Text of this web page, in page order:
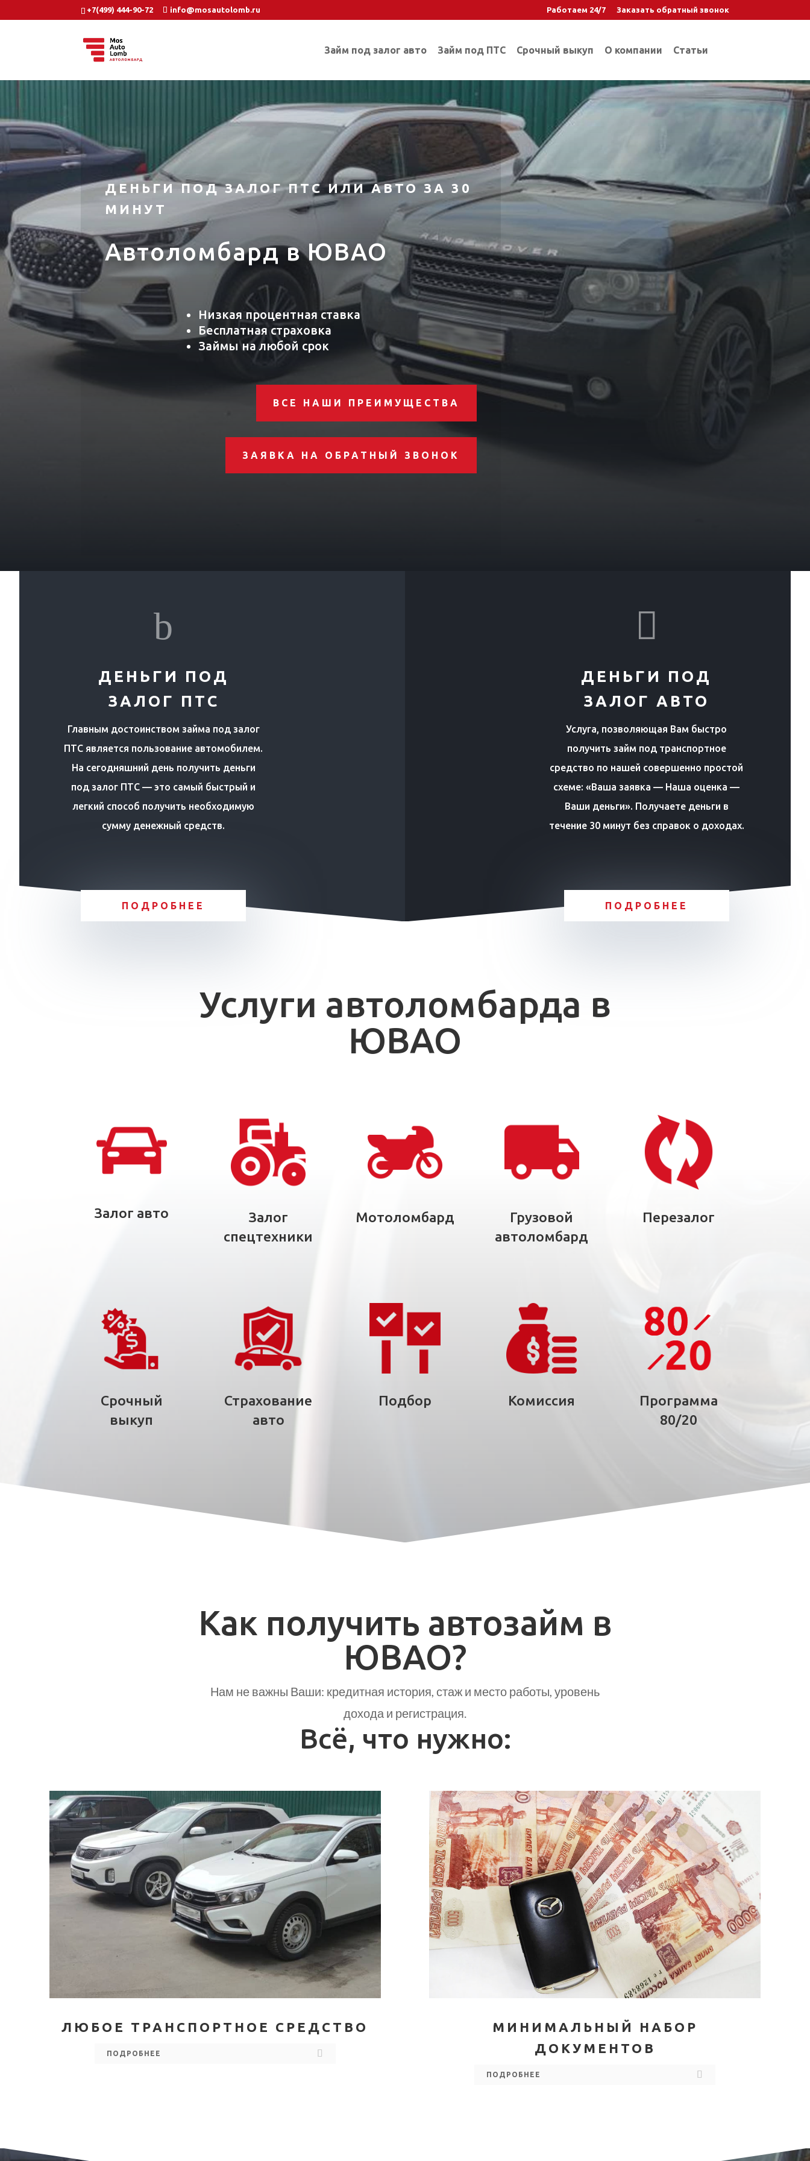
+7(499) 444-90-72 info@mosautolomb.ru Работаем 24/7 Заказать обратный звонок
Займ под залог авто Займ под ПТС Срочный выкуп О компании Статьи
ДЕНЬГИ ПОД ЗАЛОГ ПТС ИЛИ АВТО ЗА 30
МИНУТ
Автоломбард в ЮВАО
Низкая процентная ставка
Бесплатная страховка
Займы на любой срок
ВСЕ НАШИ ПРЕИМУЩЕСТВА
ЗАЯВКА НА ОБРАТНЫЙ ЗВОНОК
b
ДЕНЬГИ ПОД
ЗАЛОГ ПТС
Главным достоинством займа под залог
ПТС является пользование автомобилем.
На сегодняшний день получить деньги
под залог ПТС — это самый быстрый и
легкий способ получить необходимую
сумму денежный средств.
ПОДРОБНЕЕ

ДЕНЬГИ ПОД
ЗАЛОГ АВТО
Услуга, позволяющая Вам быстро
получить займ под транспортное
средство по нашей совершенно простой
схеме: «Ваша заявка — Наша оценка —
Ваши деньги». Получаете деньги в
течение 30 минут без справок о доходах.
ПОДРОБНЕЕ
Услуги автоломбарда в
ЮВАО
Залог авто
Залог
спецтехники
Мотоломбард
Грузовой
автоломбард
Перезалог
Срочный
выкуп
Страхование
авто
Подбор Комиссия
Программа
80/20
Как получить автозайм в
ЮВАО?
Нам не важны Ваши: кредитная история, стаж и место работы, уровень
дохода и регистрация.
Всё, что нужно:
ЛЮБОЕ ТРАНСПОРТНОЕ СРЕДСТВО
ПОДРОБНЕЕ
МИНИМАЛЬНЫЙ НАБОР
ДОКУМЕНТОВ
ПОДРОБНЕЕ